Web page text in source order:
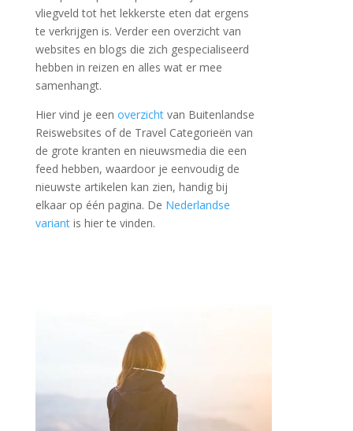
vliegveld tot het lekkerste eten dat ergens
te verkrijgen is. Verder een overzicht van
websites en blogs die zich gespecialiseerd
hebben in reizen en alles wat er mee
samenhangt.
Hier vind je een overzichtvan Buitenlandse
Reiswebsites of de Travel Categorieën van
de grote kranten en nieuwsmedia die een
feed hebben, waardoor je eenvoudig de
nieuwste artikelen kan zien, handig bij
elkaar op één pagina. De Nederlandse
variantis hier te vinden.